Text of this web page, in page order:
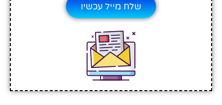
שלח מייל עכשיו